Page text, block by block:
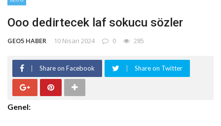
Ooo dedirtecek laf sokucu sözler
GEO5 HABER 10 Nisan 2024 0 285
Share on Facebook Share on Twitter
Genel: